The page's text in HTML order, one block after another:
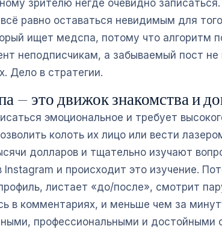
зрителю негде очевидно
равно оставаться невидимым для
ищет медспа, потому что алгоритм
неподписчикам, а забываемый пост не
Дело в стратегии.
— это движок знакомства и
эмоциональное и требует
колоть их лицо или вести
долларов и тщательно изучают
и происходит это изучение.
листает «до/после», смотрит
в комментариях, и меньше чем за
профессиональными и достойными